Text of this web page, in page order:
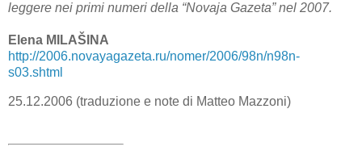
leggere nei primi numeri della “Novaja Gazeta” nel 2007.
Elena MILAŠINA
http://2006.novayagazeta.ru/nomer/2006/98n/n98n-
s03.shtml
25.12.2006 (traduzione e note di Matteo Mazzoni)